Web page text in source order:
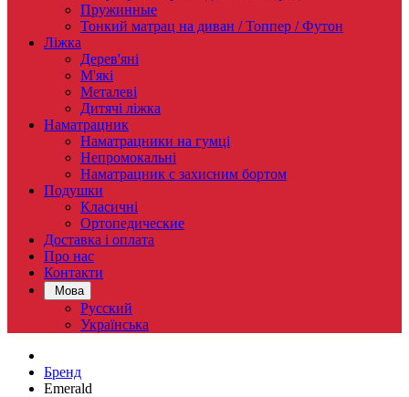
Пружинные
Тонкий матрац на диван / Топпер / Футон
Ліжка
Дерев'яні
М'які
Металеві
Дитячі ліжка
Наматрацник
Наматрацники на гумці
Непромокальні
Наматрацник c захисним бортом
Подушки
Класичні
Ортопедические
Доставка і оплата
Про нас
Контакти
Мова
Русский
Українська
Бренд
Emerald